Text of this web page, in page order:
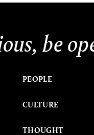
be
PEOPLE
CULTURE
THOUGHT